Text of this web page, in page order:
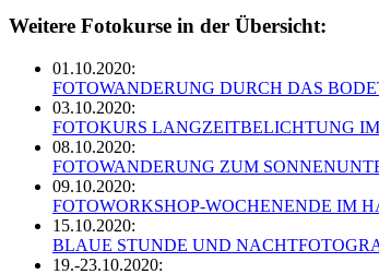
Weitere Fotokurse in der Übersicht:
01.10.2020:
FOTOWANDERUNG DURCH DAS
03.10.2020:
FOTOKURS LANGZEITBELICHTUNG
08.10.2020:
FOTOWANDERUNG ZUM
09.10.2020:
FOTOWORKSHOP-WOCHENENDE IM
15.10.2020:
BLAUE STUNDE UND
19.-23.10.2020: